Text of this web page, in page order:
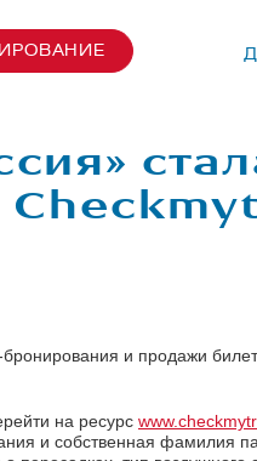
и продажи
на ресурс
и собственная фамилия